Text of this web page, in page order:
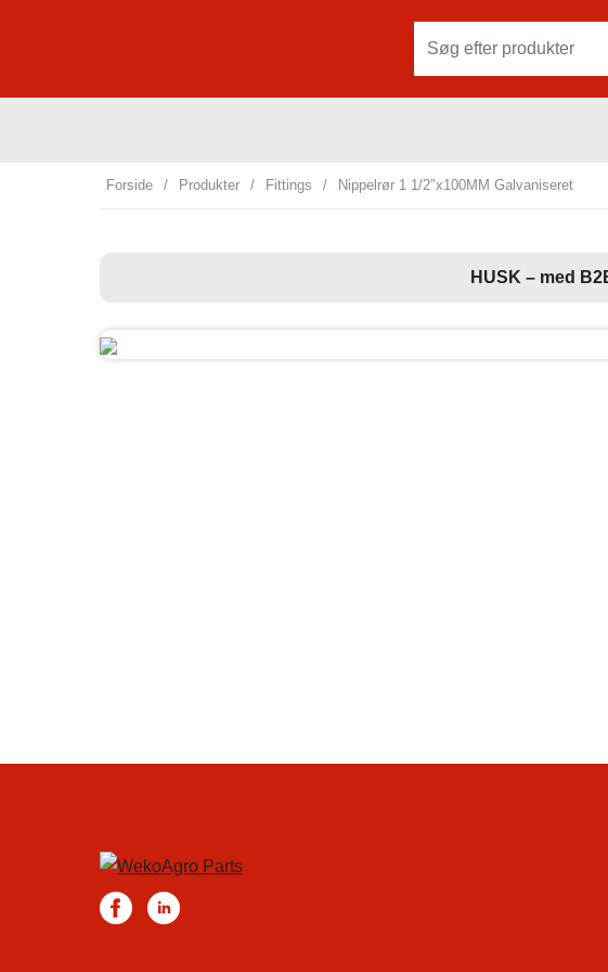
Forside / Produkter / Fittings / Nippelrør 1 1/2″x100MM Galvaniseret
HUSK – med